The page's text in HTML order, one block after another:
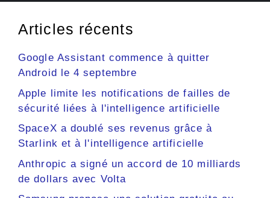
Articles récents
Google Assistant commence à quitter
Android le 4 septembre
Apple limite les notifications de failles de
sécurité liées à l'intelligence artificielle
SpaceX a doublé ses revenus grâce à
Starlink et à l'intelligence artificielle
Anthropic a signé un accord de 10 milliards
de dollars avec Volta